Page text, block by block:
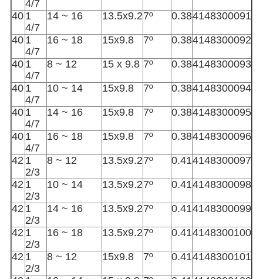
4/7
40 1
4/7
14 ~ 16 13.5x9.27º 0.384148300091
40 1
4/7
16 ~ 18 15x9.8 7º 0.384148300092
40 1
4/7
8 ~ 12 15 x 9.8 7º 0.384148300093
40 1
4/7
10 ~ 14 15x9.8 7º 0.384148300094
40 1
4/7
14 ~ 16 15x9.8 7º 0.384148300095
40 1
4/7
16 ~ 18 15x9.8 7º 0.384148300096
42 1
2/3
8 ~ 12 13.5x9.27º 0.414148300097
42 1
2/3
10 ~ 14 13.5x9.27º 0.414148300098
42 1
2/3
14 ~ 16 13.5x9.27º 0.414148300099
42 1
2/3
16 ~ 18 13.5x9.27º 0.414148300100
42 1
2/3
8 ~ 12 15x9.8 7º 0.414148300101